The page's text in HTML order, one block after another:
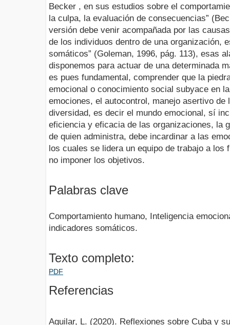
Becker , en sus estudios sobre el
la culpa, la evaluación de consecuencias”
versión debe venir acompañada por las
de los individuos dentro de una organización,
somáticos” (Goleman, 1996, pág. 113), esas
disponemos para actuar de una determinada
es pues fundamental, comprender que la
emocional o conocimiento social subyace en
emociones, el autocontrol, manejo asertivo de
diversidad, es decir el mundo emocional, sí
eficiencia y eficacia de las organizaciones, la
de quien administra, debe incardinar a las
los cuales se lidera un equipo de trabajo a los
no imponer los objetivos.
Palabras clave
Comportamiento humano, Inteligencia
indicadores somáticos.
Texto completo:
PDF
Referencias
Aguilar, L. (2020). Reflexiones sobre Cuba y